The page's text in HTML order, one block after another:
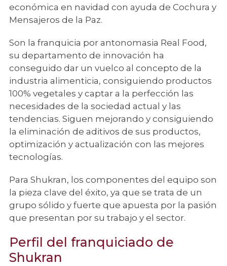
económica en navidad con ayuda de Cochura y
Mensajeros de la Paz.
Son la franquicia por antonomasia Real Food,
su departamento de innovación ha
conseguido dar un vuelco al concepto de la
industria alimenticia, consiguiendo productos
100% vegetales y captar a la perfección las
necesidades de la sociedad actual y las
tendencias. Siguen mejorando y consiguiendo
la eliminación de aditivos de sus productos,
optimización y actualización con las mejores
tecnologías.
Para Shukran, los componentes del equipo son
la pieza clave del éxito, ya que se trata de un
grupo sólido y fuerte que apuesta por la pasión
que presentan por su trabajo y el sector.
Perfil del franquiciado de
Shukran